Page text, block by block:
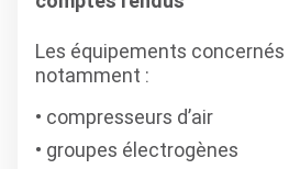
Les équipements
notamment :
compresseurs d’air
groupes électrogènes